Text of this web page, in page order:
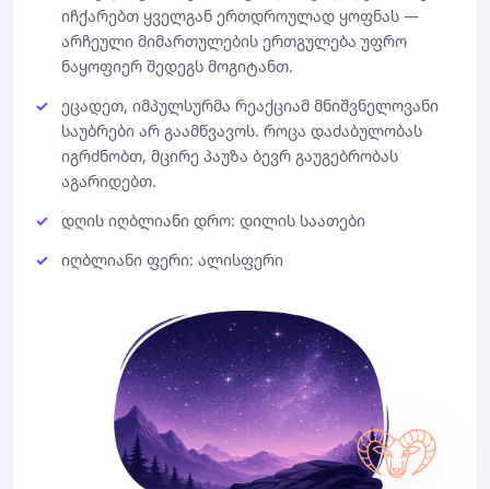
იჩქარებთ ყველგან ერთდროულად ყოფნას —
არჩეული მიმართულების ერთგულება უფრო
ნაყოფიერ შედეგს მოგიტანთ.
ეცადეთ, იმპულსურმა რეაქციამ მნიშვნელოვანი
საუბრები არ გაამწვავოს. როცა დაძაბულობას
იგრძნობთ, მცირე პაუზა ბევრ გაუგებრობას
აგარიდებთ.
დღის იღბლიანი დრო: დილის საათები
იღბლიანი ფერი: ალისფერი